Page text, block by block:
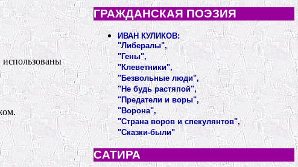
ГРАЖДАНСКАЯ ПОЭЗИЯ
ИВАН КУЛИКОВ:
"Либералы",
"Гены",
"Клеветники",
"Безвольные люди",
"Не будь растяпой",
"Предатели и воры",
"Ворона",
"Страна воров и спекулянтов",
"Сказки-были"
САТИРА